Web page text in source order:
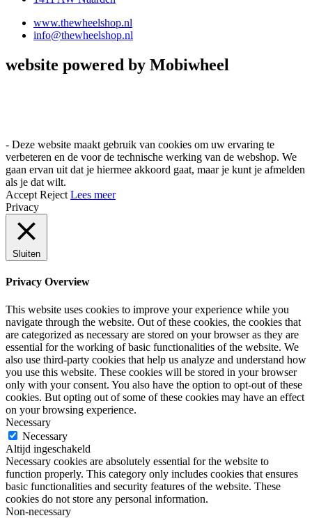
www.thewheelshop.nl
info@thewheelshop.nl
website powered by Mobiwheel
- Deze website maakt gebruik van cookies om uw ervaring te
verbeteren en de voor de technische werking van de webshop. We
gaan ervan uit dat je hiermee akkoord gaat, maar je kunt je afmelden
als je dat wilt.
Accept Reject Lees meer
Privacy
Sluiten
Privacy Overview
This website uses cookies to improve your experience while you
navigate through the website. Out of these cookies, the cookies that
are categorized as necessary are stored on your browser as they are
essential for the working of basic functionalities of the website. We
also use third-party cookies that help us analyze and understand how
you use this website. These cookies will be stored in your browser
only with your consent. You also have the option to opt-out of these
cookies. But opting out of some of these cookies may have an effect
on your browsing experience.
Necessary
Necessary
Altijd ingeschakeld
Necessary cookies are absolutely essential for the website to
function properly. This category only includes cookies that ensures
basic functionalities and security features of the website. These
cookies do not store any personal information.
Non-necessary